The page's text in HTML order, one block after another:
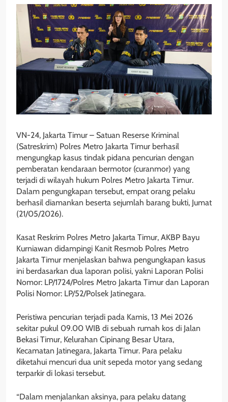
VN-24, Jakarta Timur – Satuan Reserse Kriminal
(Satreskrim) Polres Metro Jakarta Timur berhasil
mengungkap kasus tindak pidana pencurian dengan
pemberatan kendaraan bermotor (curanmor) yang
terjadi di wilayah hukum Polres Metro Jakarta Timur.
Dalam pengungkapan tersebut, empat orang pelaku
berhasil diamankan beserta sejumlah barang bukti, Jumat
(21/05/2026).
Kasat Reskrim Polres Metro Jakarta Timur, AKBP Bayu
Kurniawan didampingi Kanit Resmob Polres Metro
Jakarta Timur menjelaskan bahwa pengungkapan kasus
ini berdasarkan dua laporan polisi, yakni Laporan Polisi
Nomor: LP/1724/Polres Metro Jakarta Timur dan Laporan
Polisi Nomor: LP/52/Polsek Jatinegara.
Peristiwa pencurian terjadi pada Kamis, 13 Mei 2026
sekitar pukul 09.00 WIB di sebuah rumah kos di Jalan
Bekasi Timur, Kelurahan Cipinang Besar Utara,
Kecamatan Jatinegara, Jakarta Timur. Para pelaku
diketahui mencuri dua unit sepeda motor yang sedang
terparkir di lokasi tersebut.
“Dalam menjalankan aksinya, para pelaku datang